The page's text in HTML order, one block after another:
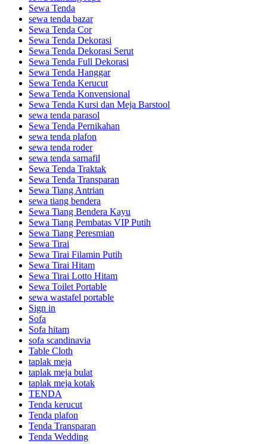
Sewa Tenda
sewa tenda bazar
Sewa Tenda Cor
Sewa Tenda Dekorasi
Sewa Tenda Dekorasi Serut
Sewa Tenda Full Dekorasi
Sewa Tenda Hanggar
Sewa Tenda Kerucut
Sewa Tenda Konvensional
Sewa Tenda Kursi dan Meja Barstool
sewa tenda parasol
Sewa Tenda Pernikahan
sewa tenda plafon
sewa tenda roder
sewa tenda sarnafil
Sewa Tenda Traktak
Sewa Tenda Transparan
Sewa Tiang Antrian
sewa tiang bendera
Sewa Tiang Bendera Kayu
Sewa Tiang Pembatas VIP Putih
Sewa Tiang Peresmian
Sewa Tirai
Sewa Tirai Filamin Putih
Sewa Tirai Hitam
Sewa Tirai Lotto Hitam
Sewa Toilet Portable
sewa wastafel portable
Sign in
Sofa
Sofa hitam
sofa scandinavia
Table Cloth
taplak meja
taplak meja bulat
taplak meja kotak
TENDA
Tenda kerucut
Tenda plafon
Tenda Transparan
Tenda Wedding